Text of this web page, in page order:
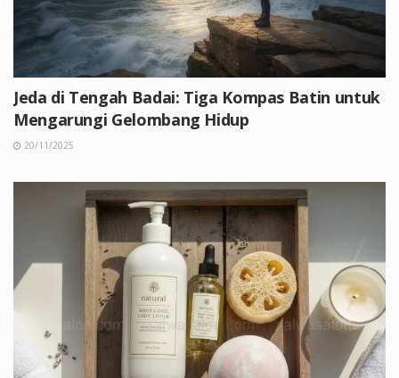
Jeda di Tengah Badai: Tiga Kompas Batin untuk
Mengarungi Gelombang Hidup
20/11/2025